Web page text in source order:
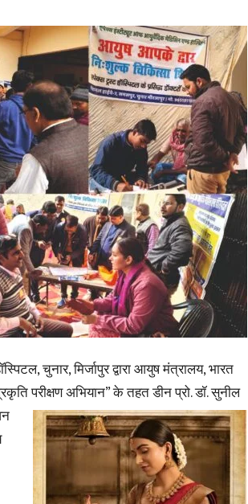
News,
Latest
News
चुनार, मिर्जापुर द्वारा आयुष मंत्रालय, भारत
परीक्षण अभियान” के तहत डीन प्रो. डॉ. सुनील